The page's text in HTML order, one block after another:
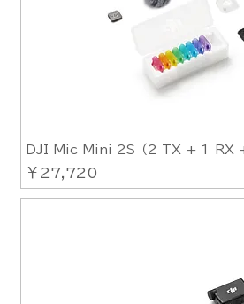
DJI Mic Mini 2S（2 TX + 1 RX +
価格
￥27,720